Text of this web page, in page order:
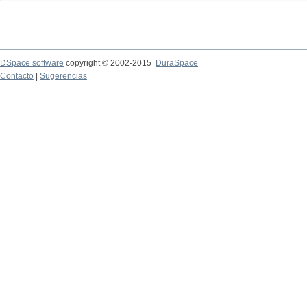
DSpace software copyright © 2002-2015
DuraSpace
Contacto
Sugerencias